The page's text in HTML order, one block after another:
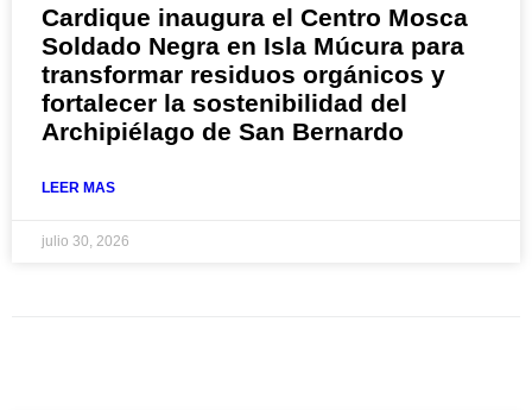
Cardique inaugura el Centro Mosca
Soldado Negra en Isla Múcura para
transformar residuos orgánicos y
fortalecer la sostenibilidad del
Archipiélago de San Bernardo
LEER MAS
julio 30, 2026